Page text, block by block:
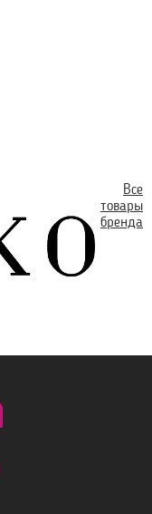
Все
товары
бренда